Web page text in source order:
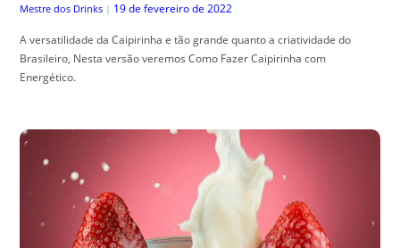
Mestre dos Drinks | 19 de fevereiro de 2022
A versatilidade da Caipirinha e tão grande quanto a criatividade do
Brasileiro, Nesta versão veremos Como Fazer Caipirinha com
Energético.